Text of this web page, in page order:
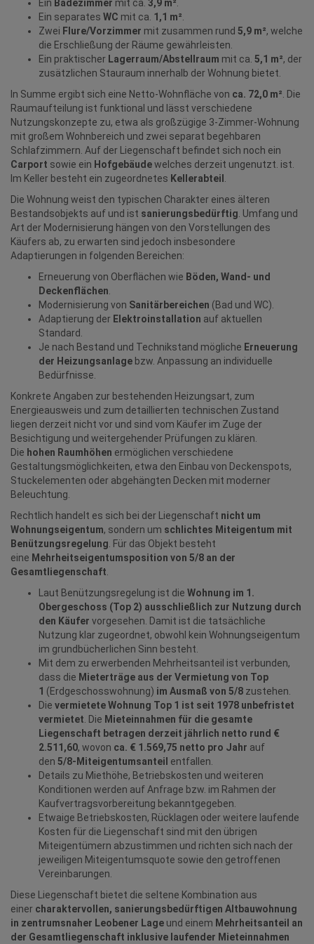
Ein Badezimmer mit ca. 3,9 m².
Ein separates WC mit ca. 1,1 m².
Zwei Flure/Vorzimmer mit zusammen rund 5,9 m², welche
die Erschließung der Räume gewährleisten.
Ein praktischer Lagerraum/Abstellraum mit ca. 5,1 m², der
zusätzlichen Stauraum innerhalb der Wohnung bietet.
In Summe ergibt sich eine Netto-Wohnfläche von ca. 72,0 m². Die
Raumaufteilung ist funktional und lässt verschiedene
Nutzungskonzepte zu, etwa als großzügige 3-Zimmer-Wohnung
mit großem Wohnbereich und zwei separat begehbaren
Schlafzimmern. Auf der Liegenschaft befindet sich noch ein
Carport sowie ein Hofgebäudewelches derzeit ungenutzt. ist.
Im Keller besteht ein zugeordnetes Kellerabteil .
Die Wohnung weist den typischen Charakter eines älteren
Bestandsobjekts auf und ist sanierungsbedürftig. Umfang und
Art der Modernisierung hängen von den Vorstellungen des
Käufers ab, zu erwarten sind jedoch insbesondere
Adaptierungen in folgenden Bereichen:
Erneuerung von Oberflächen wie Böden, Wand- und
Deckenflächen.
Modernisierung von Sanitärbereichen (Bad und WC).
Adaptierung der Elektroinstallation auf aktuellen
Standard.
Je nach Bestand und Technikstand mögliche Erneuerung
der Heizungsanlage bzw. Anpassung an individuelle
Bedürfnisse.
Konkrete Angaben zur bestehenden Heizungsart, zum
Energieausweis und zum detaillierten technischen Zustand
liegen derzeit nicht vor und sind vom Käufer im Zuge der
Besichtigung und weitergehender Prüfungen zu klären.
Die hohen Raumhöhen ermöglichen verschiedene
Gestaltungsmöglichkeiten, etwa den Einbau von Deckenspots,
Stuckelementen oder abgehängten Decken mit moderner
Beleuchtung.
Rechtlich handelt es sich bei der Liegenschaft nicht um
Wohnungseigentum, sondern um schlichtes Miteigentum mit
Benützungsregelung. Für das Objekt besteht
eine Mehrheitseigentumsposition von 5/8 an der
Gesamtliegenschaft.
Laut Benützungsregelung ist die Wohnung im 1.
Obergeschoss (Top 2) ausschließlich zur Nutzung durch
den Käufer vorgesehen. Damit ist die tatsächliche
Nutzung klar zugeordnet, obwohl kein Wohnungseigentum
im grundbücherlichen Sinn besteht.
Mit dem zu erwerbenden Mehrheitsanteil ist verbunden,
dass die Mieterträge aus der Vermietung von Top
1 (Erdgeschosswohnung) im Ausmaß von 5/8 zustehen.
Die vermietete Wohnung Top 1 ist seit 1978 unbefristet
vermietet. Die Mieteinnahmen für die gesamte
Liegenschaft betragen derzeit jährlich netto rund €
2.511,60, wovon ca. € 1.569,75 netto pro Jahr auf
den 5/8-Miteigentumsanteil entfallen.
Details zu Miethöhe, Betriebskosten und weiteren
Konditionen werden auf Anfrage bzw. im Rahmen der
Kaufvertragsvorbereitung bekanntgegeben.
Etwaige Betriebskosten, Rücklagen oder weitere laufende
Kosten für die Liegenschaft sind mit den übrigen
Miteigentümern abzustimmen und richten sich nach der
jeweiligen Miteigentumsquote sowie den getroffenen
Vereinbarungen.
Diese Liegenschaft bietet die seltene Kombination aus
einer charaktervollen, sanierungsbedürftigen Altbauwohnung
in zentrumsnaher Leobener Lage und einem Mehrheitsanteil an
der Gesamtliegenschaft inklusive laufender Mieteinnahmen